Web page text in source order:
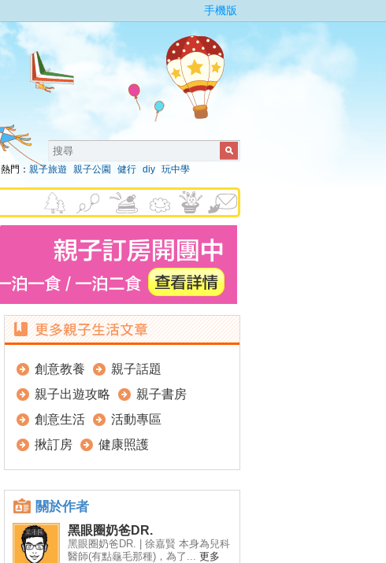
手機版
熱門： 親子旅遊 親子公園 健行 diy 玩中學
創意教養
親子話題
親子出遊攻略
親子書房
創意生活
活動專區
揪訂房
健康照護
關於作者
黑眼圈奶爸DR.
黑眼圈奶爸DR. | 徐嘉賢 本身為兒科
醫師(有點龜毛那種)，為了... 更多